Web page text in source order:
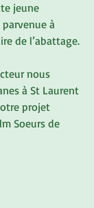
jeune
à
de l’abattage.
nous
à St Laurent
projet
Soeurs de